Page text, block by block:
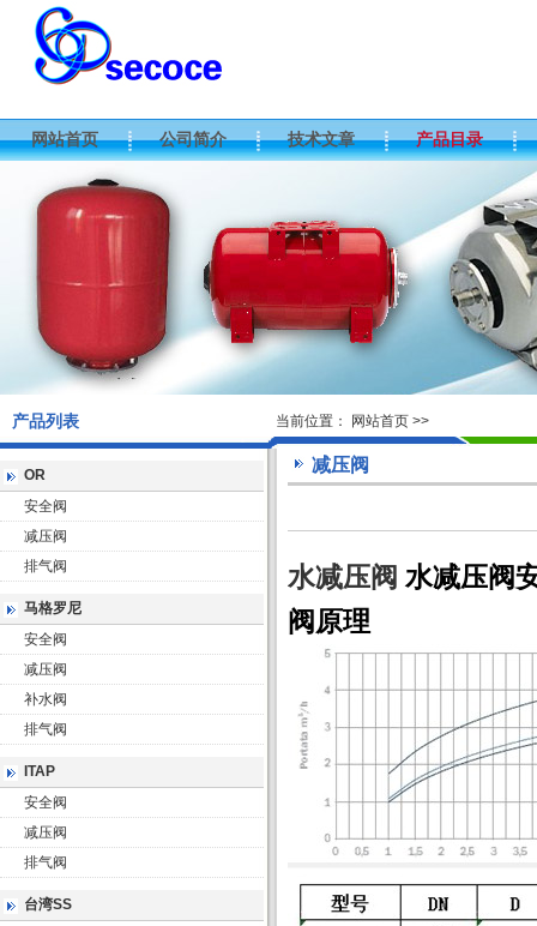
网站首页 公司简介 技术文章 产品目录
产品列表 当前位置： 网站首页 >>
减压阀
水减压阀 水减压阀
阀原理
OR
安全阀
减压阀
排气阀
马格罗尼
安全阀
减压阀
补水阀
排气阀
ITAP
安全阀
减压阀
排气阀
台湾SS